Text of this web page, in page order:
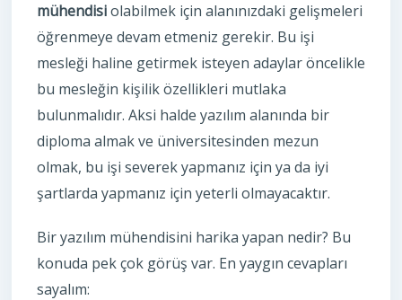
mühendisiolabilmek için alanınızdaki gelişmeleri
öğrenmeye devam etmeniz gerekir. Bu işi
mesleği haline getirmek isteyen adaylar öncelikle
bu mesleğin kişilik özellikleri mutlaka
bulunmalıdır. Aksi halde yazılım alanında bir
diploma almak ve üniversitesinden mezun
olmak, bu işi severek yapmanız için ya da iyi
şartlarda yapmanız için yeterli olmayacaktır.
Bir yazılım mühendisini harika yapan nedir? Bu
konuda pek çok görüş var. En yaygın cevapları
sayalım: